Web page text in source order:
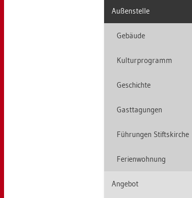
Au­ßen­stel­le
Ge­bäu­de
Kul­tur­pro­gramm
Ge­schich­te
Gast­ta­gun­gen
Füh­run­gen Stifts­kir­che
Fe­ri­en­woh­nung
An­ge­bot